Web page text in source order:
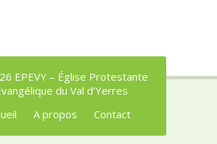
EPEVY – Église Protestante
du Val d’Yerres
A propos Contact